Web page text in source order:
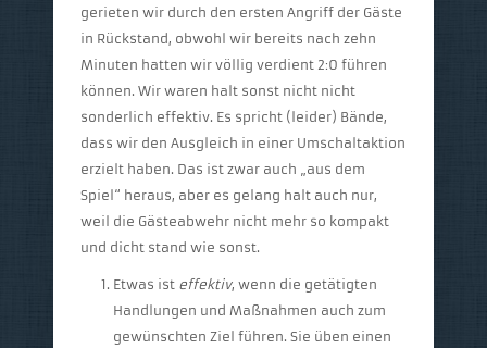
gerieten wir durch den ersten Angriff der Gäste
in Rückstand, obwohl wir bereits nach zehn
Minuten hatten wir völlig verdient 2:0 führen
können. Wir waren halt sonst nicht nicht
sonderlich effektiv. Es spricht (leider) Bände,
dass wir den Ausgleich in einer Umschaltaktion
erzielt haben. Das ist zwar auch „aus dem
Spiel“ heraus, aber es gelang halt auch nur,
weil die Gästeabwehr nicht mehr so kompakt
und dicht stand wie sonst.
Etwas ist effektiv, wenn die getätigten
Handlungen und Maßnahmen auch zum
gewünschten Ziel führen. Sie üben einen